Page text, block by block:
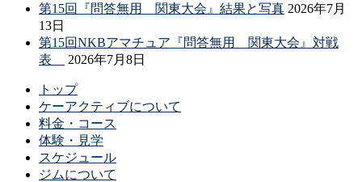
第15回『問答無用 関東大会』結果と写真 2026年7月
13日
第15回NKBアマチュア『問答無用 関東大会』対戦
表
2026年7月8日
トップ
ケーアクティブについて
料金・コース
体験・見学
スケジュール
ジムについて